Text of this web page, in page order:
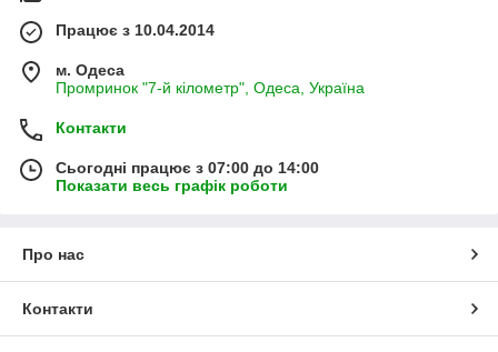
Працює з 10.04.2014
м. Одеса
Промринок "7-й кілометр", Одеса, Україна
Контакти
Сьогодні працює з 07:00 до 14:00
Показати весь графік роботи
Про нас
Контакти